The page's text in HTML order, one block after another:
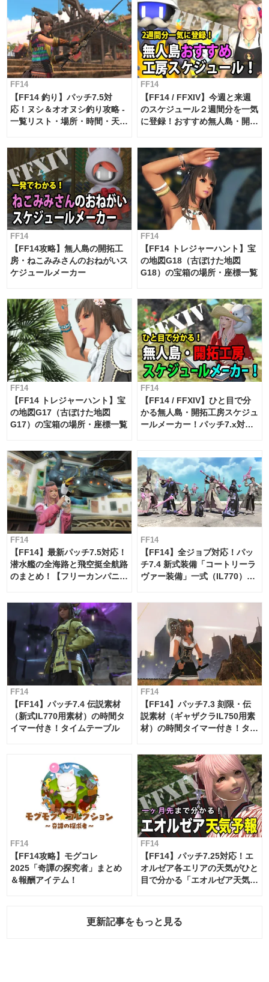
FF14
【FF14 釣り】パッチ7.5対
応！ヌシ＆オオヌシ釣り攻略 -
一覧リスト・場所・時間・天
FF14
【FF14 / FFXIV】今週と来週
のスケジュール２週間分を一気
に登録！おすすめ無人島・開拓
FF14
【FF14攻略】無人島の開拓工
房・ねこみみさんのおねがいス
ケジュールメーカー
FF14
【FF14 トレジャーハント】宝
の地図G18（古ぼけた地図
G18）の宝箱の場所・座標一覧
FF14
【FF14 トレジャーハント】宝
の地図G17（古ぼけた地図
G17）の宝箱の場所・座標一覧
FF14
【FF14 / FFXIV】ひと目で分
かる無人島・開拓工房スケジュ
ールメーカー！パッチ7.x対応
FF14
【FF14】最新パッチ7.5対応！
潜水艦の全海路と飛空挺全航路
のまとめ！【フリーカンパニ
FF14
【FF14】全ジョブ対応！パッ
チ7.4 新式装備「コートリーラ
ヴァー装備」一式（IL770）の
FF14
【FF14】パッチ7.4 伝説素材
（新式IL770用素材）の時間タ
イマー付き！タイムテーブル
FF14
【FF14】パッチ7.3 刻限・伝
説素材（ギャザクラIL750用素
材）の時間タイマー付き！タイ
FF14
【FF14攻略】モグコレ
2025「奇譚の探究者」まとめ
＆報酬アイテム！
FF14
【FF14】パッチ7.25対応！エ
オルゼア各エリアの天気がひと
目で分かる「エオルゼア天気予
更新記事をもっと見る